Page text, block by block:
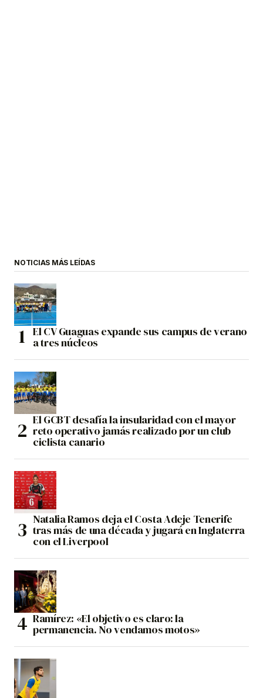
NOTICIAS MÁS LEÍDAS
El CV Guaguas expande sus campus de verano
a tres núcleos
El GCBT desafía la insularidad con el mayor
reto operativo jamás realizado por un club
ciclista canario
Natalia Ramos deja el Costa Adeje Tenerife
tras más de una década y jugará en Inglaterra
con el Liverpool
Ramírez: «El objetivo es claro: la
permanencia. No vendamos motos»